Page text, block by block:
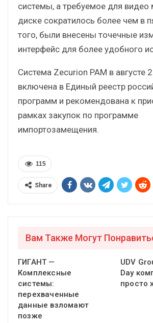
системы, а требуемое для видео
диске сократилось более чем в
того, были внесены точечные
интерфейс для более удобного
Система Zecurion PAM в августе
включена в Единый реестр
программ и рекомендована к
рамках закупок по программе
импортозамещения.
115
Share
Вам Также Могут
ГИГАНТ —
Комплексные
системы:
перехваченные
данные взломают
позже
UDV
Day
просто